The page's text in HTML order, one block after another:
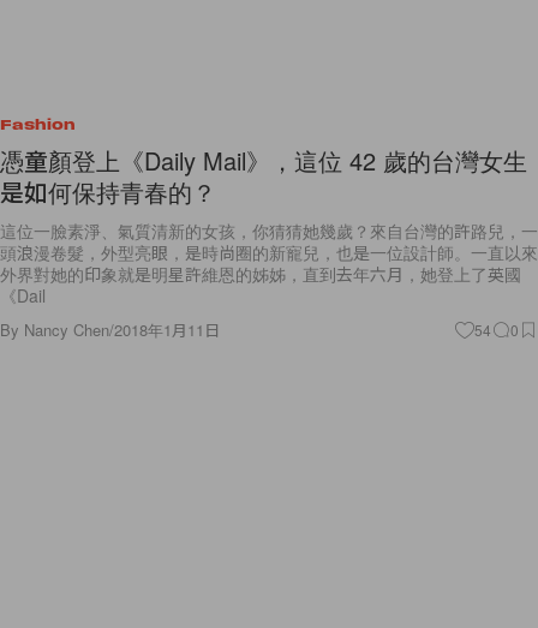
Fashion
憑童顏登上《Daily Mail》，這位 42 歲的台灣女生
是如何保持青春的？
這位一臉素淨、氣質清新的女孩，你猜猜她幾歲？來自台灣的許路兒，一
頭浪漫卷髮，外型亮眼，是時尚圈的新寵兒，也是一位設計師。一直以來
外界對她的印象就是明星許維恩的姊姊，直到去年六月，她登上了英國
《Dail
By Nancy Chen/2018年1月11日 54 0